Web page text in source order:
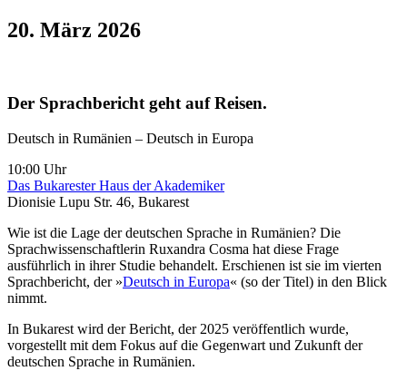
20. März 2026
Der Sprachbericht geht auf Reisen.
Deutsch in Rumänien – Deutsch in Europa
10:00 Uhr
Das Bukarester Haus der Akademiker
Dionisie Lupu Str. 46, Bukarest
Wie ist die Lage der deutschen Sprache in Rumänien? Die
Sprachwissenschaftlerin Ruxandra Cosma hat diese Frage
ausführlich in ihrer Studie behandelt. Erschienen ist sie im vierten
Sprachbericht, der »Deutsch in Europa« (so der Titel) in den Blick
nimmt.
In Bukarest wird der Bericht, der 2025 veröffentlich wurde,
vorgestellt mit dem Fokus auf die Gegenwart und Zukunft der
deutschen Sprache in Rumänien.